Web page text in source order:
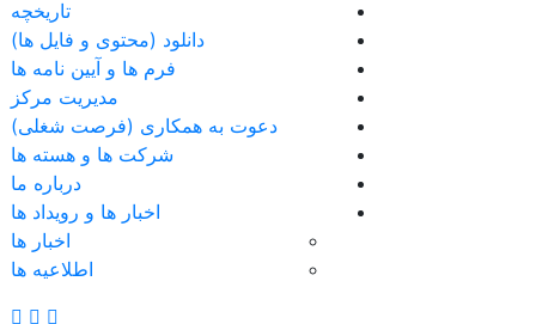
تاریخچه
دانلود (محتوی و فایل ها)
فرم ها و آیین نامه ها
مدیریت مرکز
دعوت به همکاری (فرصت شغلی)
شرکت ها و هسته ها
درباره ما
اخبار ها و رویداد ها
اخبار ها
اطلاعیه ها